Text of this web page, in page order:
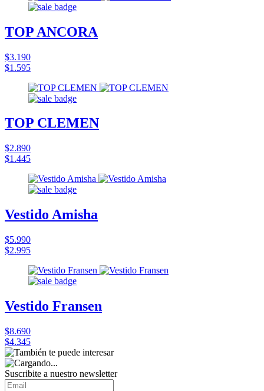
TOP ANCORA
$3.190
$1.595
TOP CLEMEN
$2.890
$1.445
Vestido Amisha
$5.990
$2.995
Vestido Fransen
$8.690
$4.345
Suscribite a nuestro newsletter